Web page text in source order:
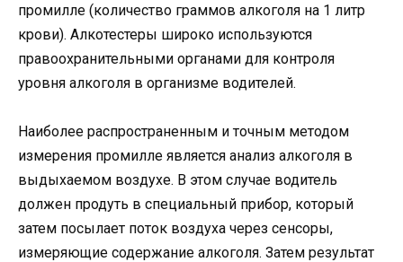
промилле (количество граммов алкоголя на 1 литр
крови). Алкотестеры широко используются
правоохранительными органами для контроля
уровня алкоголя в организме водителей.
Наиболее распространенным и точным методом
измерения промилле является анализ алкоголя в
выдыхаемом воздухе. В этом случае водитель
должен продуть в специальный прибор, который
затем посылает поток воздуха через сенсоры,
измеряющие содержание алкоголя. Затем результат